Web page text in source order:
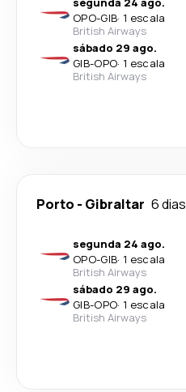
OPO-GIB· 1 escala
British Airways
sábado 29 ago.
GIB-OPO· 1 escala
British Airways
Porto - Gibraltar 6 dias
segunda 24 ago.
OPO-GIB· 1 escala
British Airways
sábado 29 ago.
GIB-OPO· 1 escala
British Airways